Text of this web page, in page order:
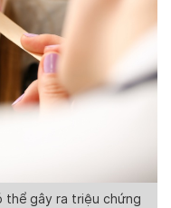
thể gây ra triệu chứng